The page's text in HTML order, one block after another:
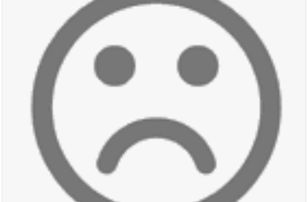
أخبار صيدا بالصور: رئيسا بلديتي صيدا وصور يشاركان في ورشة
تقنية حول الحد من النفايات البحرية وشباك الصيد المهملة
البطولة
أخبار صيدا
مؤسسة مياه لبنان الجنوبي : انخفاض التغذية بالمياه